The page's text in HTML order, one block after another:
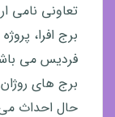
تعاونی نامی
برج افرا، پروژه
فردیس می
برج های
حال احداث می